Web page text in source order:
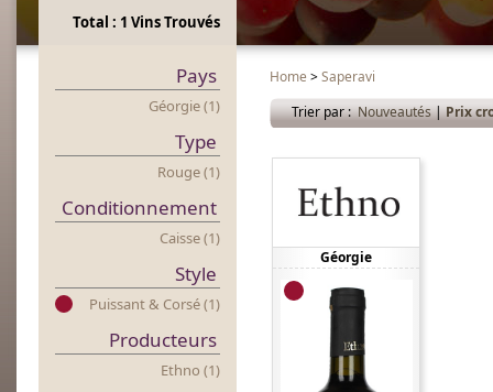
Total : 1 Vins Trouvés
Pays
Géorgie (1)
Type
Rouge (1)
Conditionnement
Caisse (1)
Style
Puissant & Corsé (1)
Producteurs
Ethno (1)
Home >Saperavi
Trier par :Nouveautés|Prix
Géorgie